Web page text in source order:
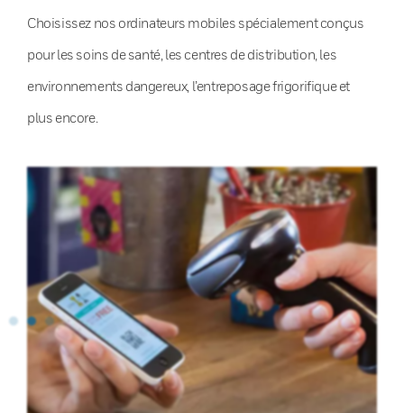
Choisissez nos ordinateurs mobiles spécialement conçus
pour les soins de santé, les centres de distribution, les
environnements dangereux, l’entreposage frigorifique et
plus encore.